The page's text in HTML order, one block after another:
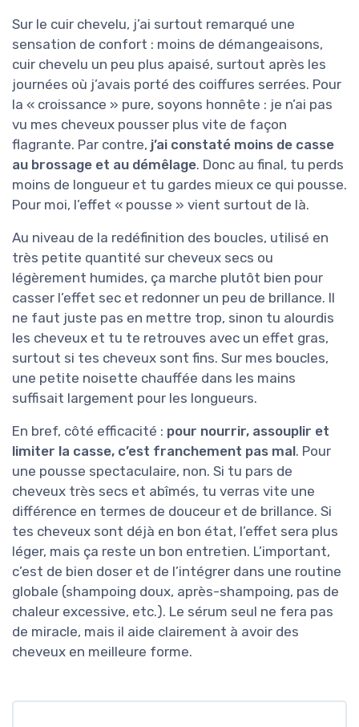
Sur le cuir chevelu, j’ai surtout remarqué une
sensation de confort : moins de démangeaisons,
cuir chevelu un peu plus apaisé, surtout après les
journées où j’avais porté des coiffures serrées. Pour
la « croissance » pure, soyons honnête : je n’ai pas
vu mes cheveux pousser plus vite de façon
flagrante. Par contre, j’ai constaté moins de casse
au brossage et au démêlage. Donc au final, tu perds
moins de longueur et tu gardes mieux ce qui pousse.
Pour moi, l’effet « pousse » vient surtout de là.
Au niveau de la redéfinition des boucles, utilisé en
très petite quantité sur cheveux secs ou
légèrement humides, ça marche plutôt bien pour
casser l’effet sec et redonner un peu de brillance. Il
ne faut juste pas en mettre trop, sinon tu alourdis
les cheveux et tu te retrouves avec un effet gras,
surtout si tes cheveux sont fins. Sur mes boucles,
une petite noisette chauffée dans les mains
suffisait largement pour les longueurs.
En bref, côté efficacité : pour nourrir, assouplir et
limiter la casse, c’est franchement pas mal. Pour
une pousse spectaculaire, non. Si tu pars de
cheveux très secs et abîmés, tu verras vite une
différence en termes de douceur et de brillance. Si
tes cheveux sont déjà en bon état, l’effet sera plus
léger, mais ça reste un bon entretien. L’important,
c’est de bien doser et de l’intégrer dans une routine
globale (shampoing doux, après-shampoing, pas de
chaleur excessive, etc.). Le sérum seul ne fera pas
de miracle, mais il aide clairement à avoir des
cheveux en meilleure forme.